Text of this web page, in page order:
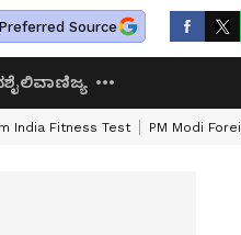
Source
ವಾಣಿಜ್ಯ
India Fitness Test PM Modi